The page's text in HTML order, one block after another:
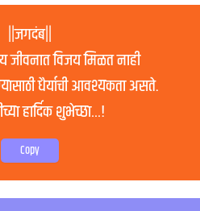
||जगदंब||
जीवनात विजय मिळत नाही
धैर्याची आवश्यकता असते.
हार्दिक शुभेच्छा…!
Copy